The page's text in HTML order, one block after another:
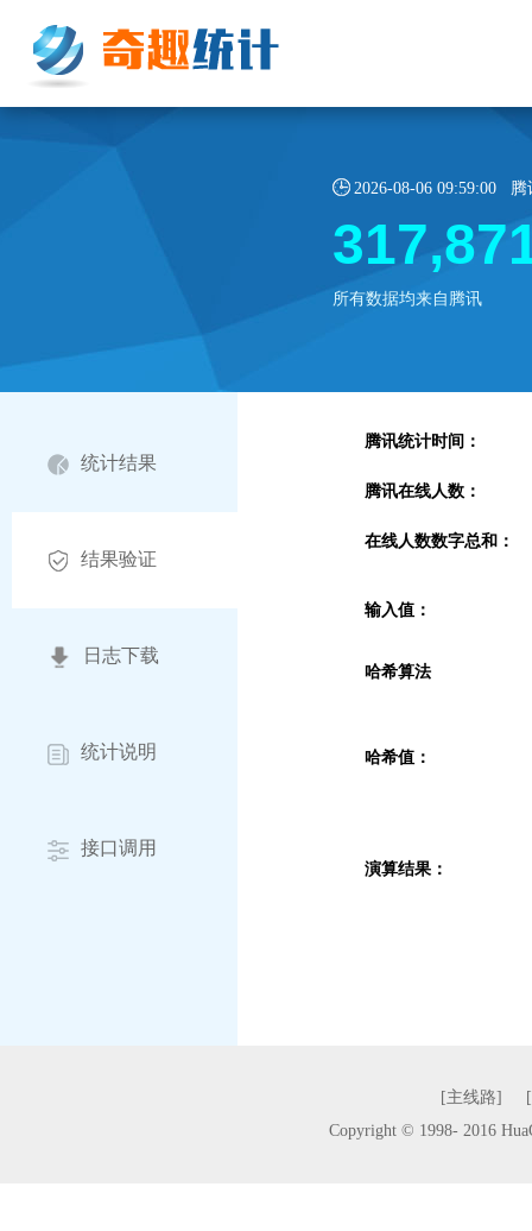
2026-08-06 09:59:00
所有数据均来自腾讯
统计结果
结果验证
日志下载
统计说明
接口调用
腾讯统计时间：
腾讯在线人数：
在线人数数字总和：
输入值：
哈希算法
哈希值：
演算结果：
[主线路]
Copyright © 1998- 2016